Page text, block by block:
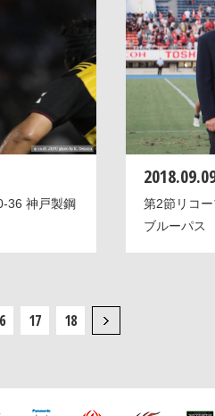
36 神戸製鋼
第2節リコ
ブルーパス
17 18